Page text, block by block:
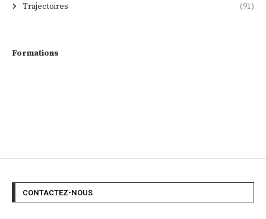
Trajectoires (91)
Formations
CONTACTEZ-NOUS